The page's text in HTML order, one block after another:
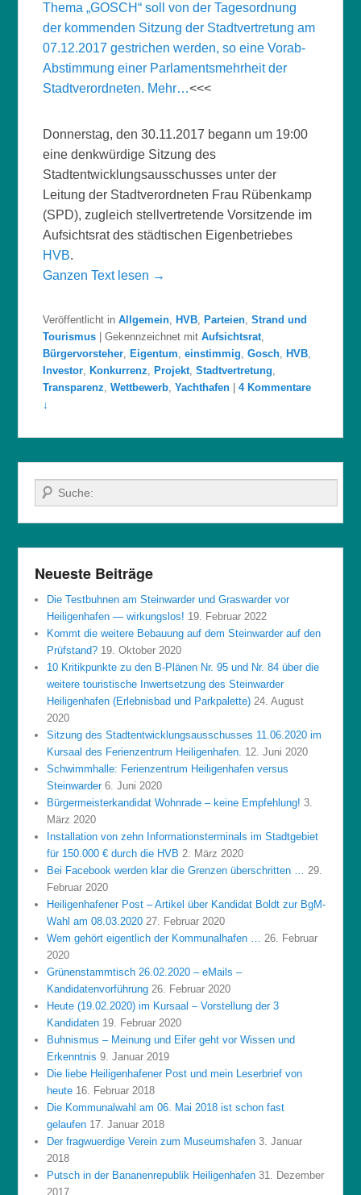
Thema „GOSCH“ soll von der Tagesordnung
der kommenden Sitzung der Stadtvertretung am
07.12.2017 gestrichen werden, so eine Vorab-
Abstimmung einer Parlamentsmehrheit der
Stadtverordneten. Mehr…<<<
Donnerstag, den 30.11.2017 begann um 19:00
eine denkwürdige Sitzung des
Stadtentwicklungsausschusses unter der
Leitung der Stadtverordneten Frau Rübenkamp
(SPD), zugleich stellvertretende Vorsitzende im
Aufsichtsrat des städtischen Eigenbetriebes
HVB.
Ganzen Text lesen →
Veröffentlicht in Allgemein, HVB, Parteien,Strand und
Tourismus
|Gekennzeichnet mit Aufsichtsrat,
Bürgervorsteher, Eigentum,einstimmig,Gosch, HVB,
Investor, Konkurrenz, Projekt,Stadtvertretung,
Transparenz,Wettbewerb,Yachthafen |4 Kommentare
↓
Suche
Neueste Beiträge
Die Testbuhnen am Steinwarder und Graswarder vor
Heiligenhafen — wirkungslos! 19. Februar 2022
Kommt die weitere Bebauung auf dem Steinwarder auf den
Prüfstand? 19. Oktober 2020
10 Kritikpunkte zu den B-Plänen Nr. 95 und Nr. 84 über die
weitere touristische Inwertsetzung des Steinwarder
Heiligenhafen (Erlebnisbad und Parkpalette) 24. August
2020
Sitzung des Stadtentwicklungsausschusses 11.06.2020 im
Kursaal des Ferienzentrum Heiligenhafen. 12. Juni 2020
Schwimmhalle: Ferienzentrum Heiligenhafen versus
Steinwarder 6. Juni 2020
Bürgermeisterkandidat Wohnrade – keine Empfehlung! 3.
März 2020
Installation von zehn Informationsterminals im Stadtgebiet
für 150.000 € durch die HVB 2. März 2020
Bei Facebook werden klar die Grenzen überschritten … 29.
Februar 2020
Heiligenhafener Post – Artikel über Kandidat Boldt zur BgM-
Wahl am 08.03.2020 27. Februar 2020
Wem gehört eigentlich der Kommunalhafen … 26. Februar
2020
Grünenstammtisch 26.02.2020 – eMails –
Kandidatenvorführung 26. Februar 2020
Heute (19.02.2020) im Kursaal – Vorstellung der 3
Kandidaten 19. Februar 2020
Buhnismus – Meinung und Eifer geht vor Wissen und
Erkenntnis 9. Januar 2019
Die liebe Heiligenhafener Post und mein Leserbrief von
heute 16. Februar 2018
Die Kommunalwahl am 06. Mai 2018 ist schon fast
gelaufen 17. Januar 2018
Der fragwuerdige Verein zum Museumshafen 3. Januar
2018
Putsch in der Bananenrepublik Heiligenhafen 31. Dezember
2017